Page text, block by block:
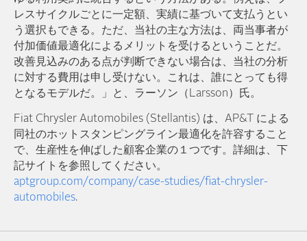
レスサイクルごとに一定額、実績に基づいて支払うとい
う選択もできる。ただ、当社の主な方法は、両当事者が
付加価値最適化によるメリットを受けるということだ。
改善見込みのある点が判断できない場合は、当社の分析
に対する費用は申し受けない。これは、誰にとっても得
となるモデルだ。」と、ラーソン（Larsson）氏。
Fiat Chrysler Automobiles (Stellantis) は、AP&T による
同社のホットスタンピングライン最適化を許容すること
で、生産性を伸ばした顧客企業の１つです。詳細は、下
記サイトを参照してください。
aptgroup.com/company/case-studies/fiat-chrysler-
automobiles.